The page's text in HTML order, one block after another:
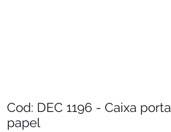
Cod: DEC 1196 - Caixa porta
papel